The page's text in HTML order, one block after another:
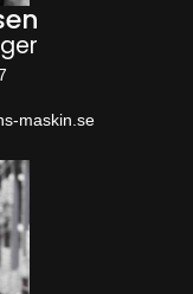
maskin.se